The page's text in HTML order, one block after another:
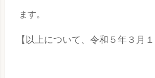
ます。
【以上について、令和５年３月